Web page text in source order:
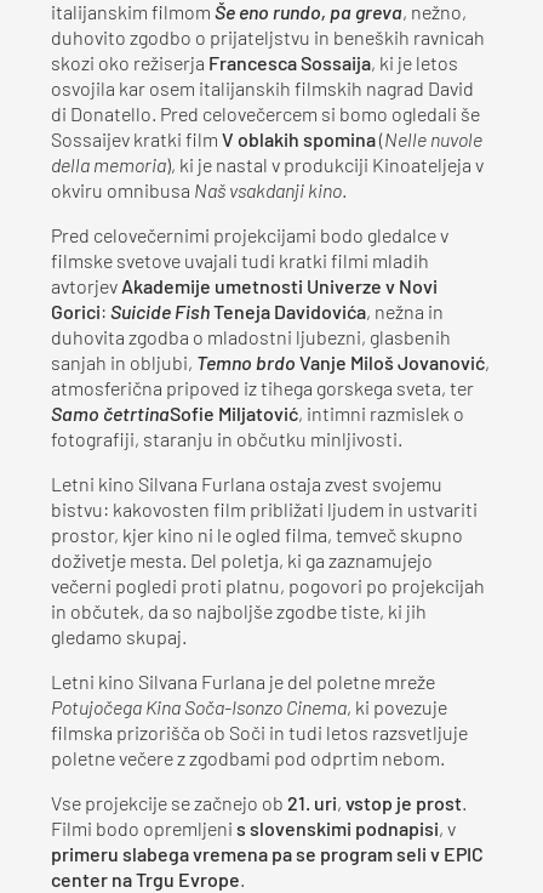
italijanskim filmom Še eno rundo, pa greva, nežno,
duhovito zgodbo o prijateljstvu in beneških ravnicah
skozi oko režiserja Francesca Sossaija, ki je letos
osvojila kar osem italijanskih filmskih nagrad David
di Donatello. Pred celovečercem si bomo ogledali še
Sossaijev kratki film V oblakih spomina(Nelle nuvole
della memoria), ki je nastal v produkciji Kinoateljeja v
okviru omnibusa Naš vsakdanji kino.
Pred celovečernimi projekcijami bodo gledalce v
filmske svetove uvajali tudi kratki filmi mladih
avtorjevAkademije umetnosti Univerze v Novi
Gorici: Suicide Fish Teneja Davidovića, nežna in
duhovita zgodba o mladostni ljubezni, glasbenih
sanjah in obljubi, Temno brdo Vanje Miloš Jovanović,
atmosferična pripoved iz tihega gorskega sveta, ter
Samo četrtinaSofie Miljatović, intimni razmislek o
fotografiji, staranju in občutku minljivosti.
Letni kino Silvana Furlana ostaja zvest svojemu
bistvu: kakovosten film približati ljudem in ustvariti
prostor, kjer kino ni le ogled filma, temveč skupno
doživetje mesta. Del poletja, ki ga zaznamujejo
večerni pogledi proti platnu, pogovori po projekcijah
in občutek, da so najboljše zgodbe tiste, ki jih
gledamo skupaj.
Letni kino Silvana Furlana je del poletne mreže
Potujočega Kina Soča-Isonzo Cinema, ki povezuje
filmska prizorišča ob Soči in tudi letos razsvetljuje
poletne večere z zgodbami pod odprtim nebom.
Vse projekcije se začnejo ob 21. uri, vstop je prost.
Filmi bodo opremljeni s slovenskimi podnapisi, v
primeru slabega vremena pa se program seli v EPIC
center na Trgu Evrope.